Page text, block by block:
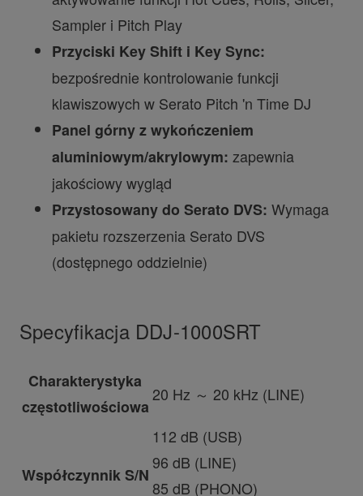
Sampler i Pitch Play
Przyciski Key Shift i Key Sync:
bezpośrednie kontrolowanie funkcji
klawiszowych w Serato Pitch 'n Time DJ
Panel górny z wykończeniem
aluminiowym/akrylowym: zapewnia
jakościowy wygląd
Przystosowany do Serato DVS: Wymaga
pakietu rozszerzenia Serato DVS
(dostępnego oddzielnie)
Specyfikacja DDJ-1000SRT
Charakterystyka
częstotliwościowa
20 Hz ～ 20 kHz (LINE)
Współczynnik S/N
112 dB (USB)
96 dB (LINE)
85 dB (PHONO)